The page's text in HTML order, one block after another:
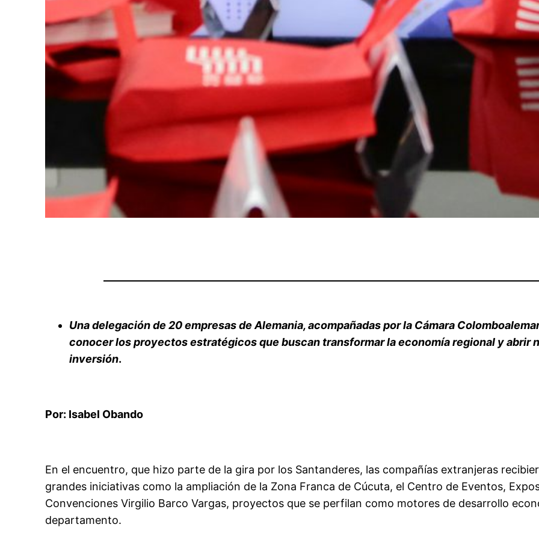
Una delegación de 20 empresas de Alemania, acompañadas por la Cámara
conocer los proyectos estratégicos que buscan transformar la economía regional y abrir
inversión.
Por: Isabel Obando
En el encuentro, que hizo parte de la gira por los Santanderes, las compañías extranjeras
grandes iniciativas como la ampliación de la Zona Franca de Cúcuta, el Centro de Eventos,
Convenciones Virgilio Barco Vargas, proyectos que se perfilan como motores de desarrollo
departamento.